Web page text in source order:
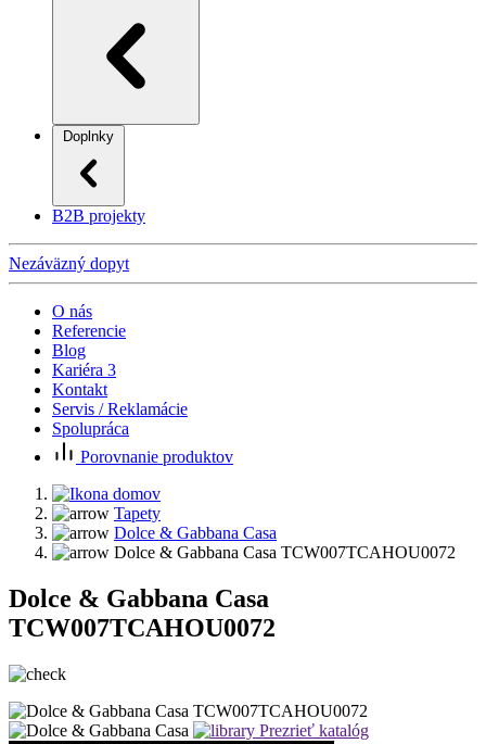
Doplnky
B2B projekty
Nezáväzný dopyt
O nás
Referencie
Blog
Kariéra 3
Kontakt
Servis / Reklamácie
Spolupráca
Porovnanie produktov
Tapety
Dolce & Gabbana Casa
Dolce & Gabbana Casa TCW007TCAHOU0072
Dolce & Gabbana Casa
TCW007TCAHOU0072
Prezrieť katalóg